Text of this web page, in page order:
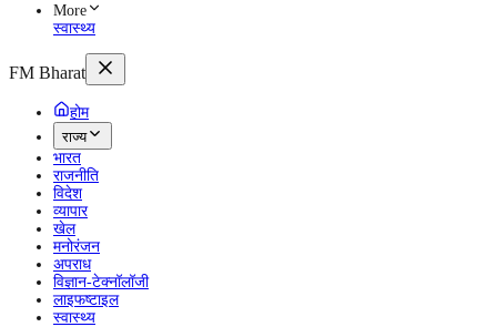
More
स्वास्थ्य
FM Bharat
होम
राज्य
भारत
राजनीति
विदेश
व्यापार
खेल
मनोरंजन
अपराध
विज्ञान-टेक्नॉलॉजी
लाइफष्टाइल
स्वास्थ्य